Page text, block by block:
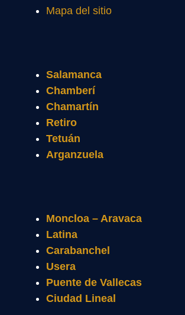
Mapa del sitio
Salamanca
Chamberí
Chamartín
Retiro
Tetuán
Arganzuela
Moncloa – Aravaca
Latina
Carabanchel
Usera
Puente de Vallecas
Ciudad Lineal